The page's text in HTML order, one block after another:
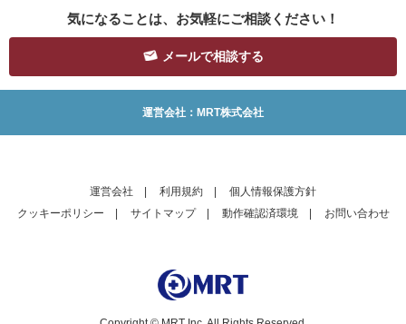
気になることは、お気軽にご相談ください！
メールで相談する
運営会社：MRT株式会社
運営会社 利用規約
個人情報保護方針
クッキーポリシー
サイトマップ| 動作確認済環境| お問い合わせ